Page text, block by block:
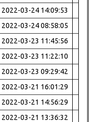
2022-03-24 14:09:53
2022-03-24 08:58:05
2022-03-23 11:45:56
2022-03-23 11:22:10
2022-03-23 09:29:42
2022-03-21 16:01:29
2022-03-21 14:56:29
2022-03-21 13:36:32